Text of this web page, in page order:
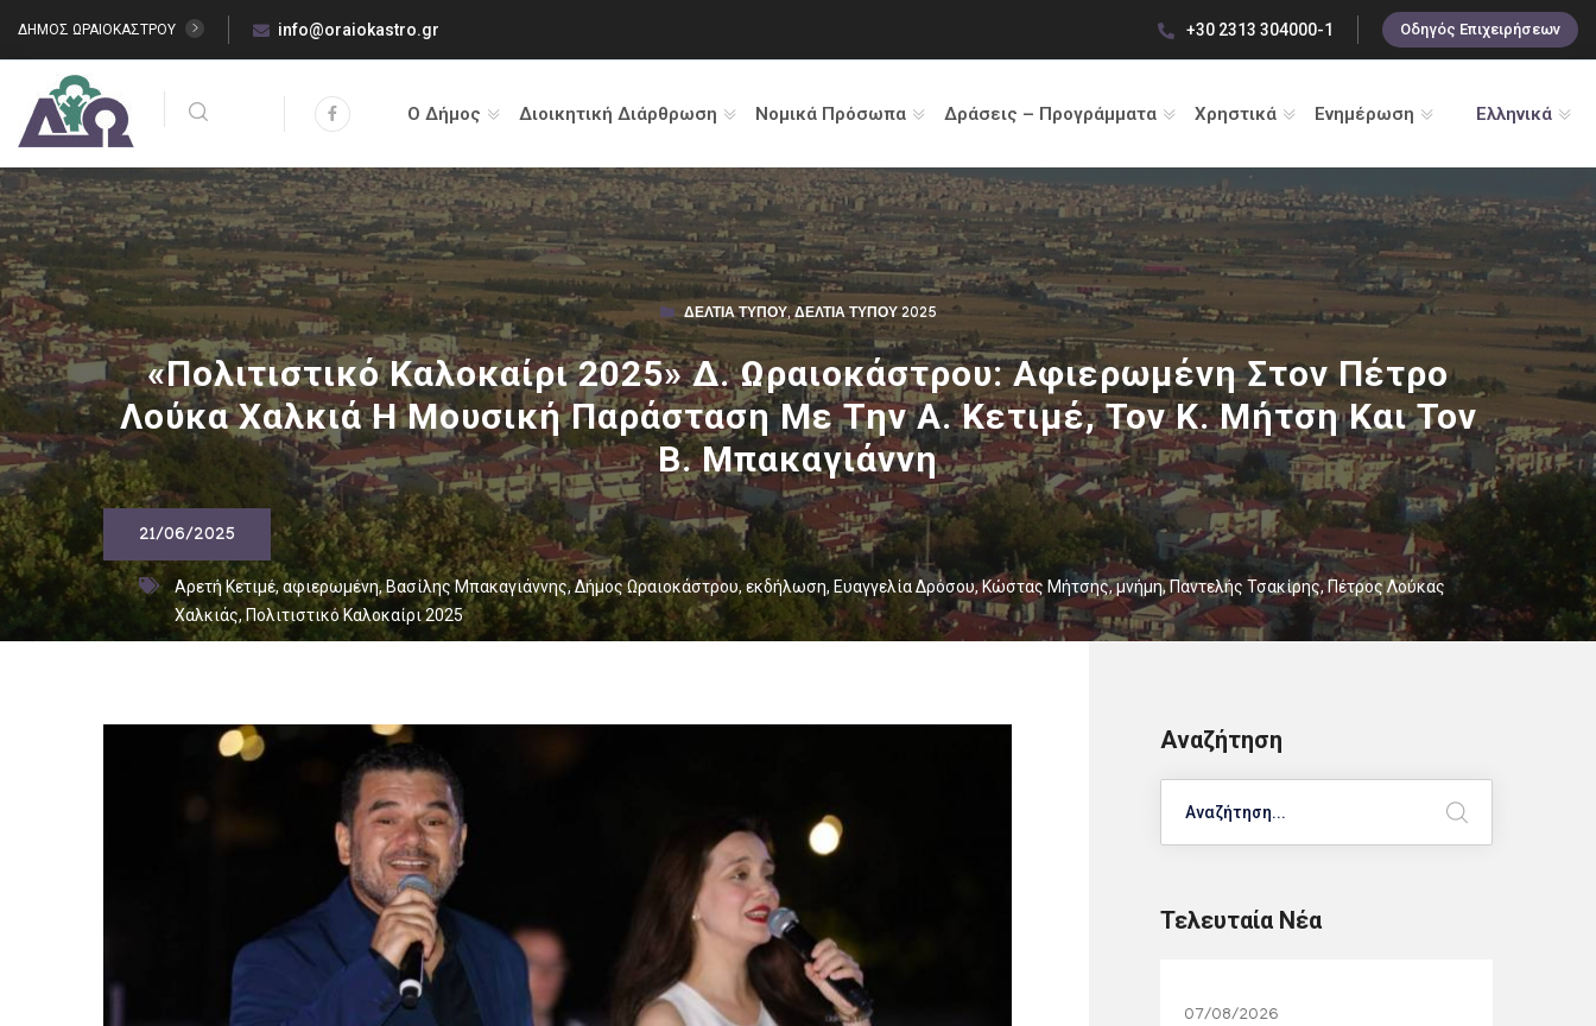
ΔΗΜΟΣ ΩΡΑΙΟΚΑΣΤΡΟΥ info@oraiokastro.gr +30 2313 304000-1 Οδηγός Επιχειρήσεων
Ο Δήμος Διοικητική Διάρθρωση Νομικά Πρόσωπα Δράσεις – Προγράμματα Χρηστικά Ενημέρωση Ελληνικά
ΔΕΛΤΊΑ ΤΎΠΟΥ,ΔΕΛΤΊΑ ΤΎΠΟΥ 2025
«Πολιτιστικό Καλοκαίρι 2025» Δ. Ωραιοκάστρου: Αφιερωμένη Στον Πέτρο
Λούκα Χαλκιά Η Μουσική Παράσταση Με Την Α. Κετιμέ, Τον Κ. Μήτση Και Τον
Β. Μπακαγιάννη
21/06/2025
Αρετή Κετιμέ,αφιερωμένη,Βασίλης Μπακαγιάννης,Δήμος Ωραιοκάστρου,εκδήλωση, Ευαγγελία Δρόσου,Κώστας Μήτσης,μνήμη,Παντελής Τσακίρης,Πέτρος Λούκας
Χαλκιάς, Πολιτιστικό Καλοκαίρι 2025
Αναζήτηση
Τελευταία Νέα
07/08/2026